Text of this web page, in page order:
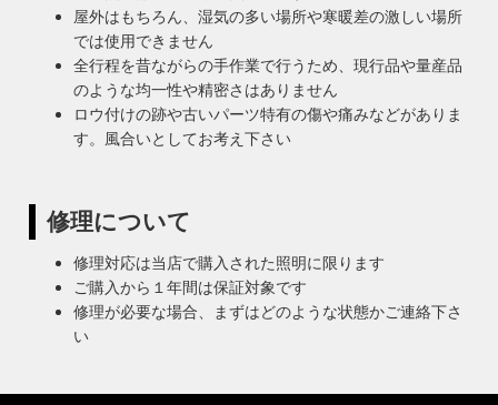
屋外はもちろん、湿気の多い場所や寒暖差の激しい場所
では使用できません
全行程を昔ながらの手作業で行うため、現行品や量産品
のような均一性や精密さはありません
ロウ付けの跡や古いパーツ特有の傷や痛みなどがありま
す。風合いとしてお考え下さい
修理について
修理対応は当店で購入された照明に限ります
ご購入から１年間は保証対象です
修理が必要な場合、まずはどのような状態かご連絡下さ
い